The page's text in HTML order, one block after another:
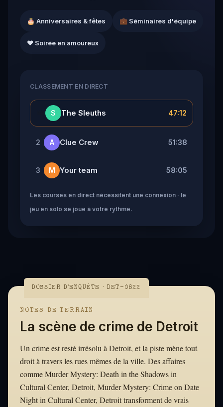
🎂 Anniversaires & fêtes 💼 Séminaires d'équipe
❤️ Soirée en amoureux
CLASSEMENT EN DIRECT
S The Sleuths 47:12
2 A Clue Crew 51:38
3 M Your team 58:05
Les courses en direct nécessitent une connexion · le
jeu en solo se joue à votre rythme.
DOSSIER D'ENQUÊTE · DET-0822
NOTES DE TERRAIN
La scène de crime de Detroit
Un crime est resté irrésolu à Detroit, et la piste mène tout
droit à travers les rues mêmes de la ville. Des affaires
comme Murder Mystery: Death in the Shadows in
Cultural Center, Detroit, Murder Mystery: Crime on Date
Night in Cultural Center, Detroit transforment de vrais